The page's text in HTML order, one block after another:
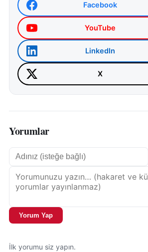
Facebook
YouTube
LinkedIn
X
Yorumlar
Yorum Yap
İlk yorumu siz yapın.